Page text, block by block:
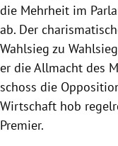
die Mehrheit im
ab. Der
Wahlsieg zu
er die Allmacht des
schoss die
Wirtschaft hob
Premier.